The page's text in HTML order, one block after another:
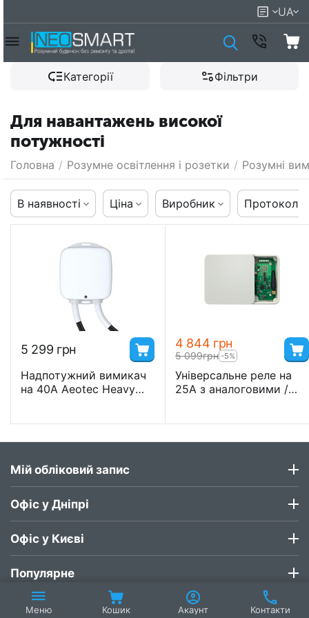
UA
Категорії Фільтри
Для навантажень високої
потужності
Головна / Розумне освітлення і розетки / Розумні
В наявності Ціна Виробник Протокол
5 299 грн
Надпотужний вимикач
на 40A Aeotec Heavy
4 844 грн
5 099грн -5%
Універсальне реле на
25А з аналоговими /
Мій обліковий запис
Офіс у Дніпрі
Офіс у Києві
Популярне
Меню Кошик Акаунт Контакти